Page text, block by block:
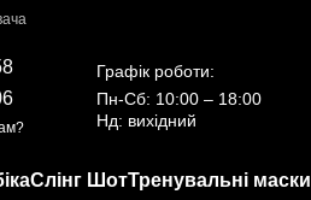
Графік роботи:
Пн-Сб: 10:00 – 18:00
Нд: вихідний
Слінг ШотТренувальні маски